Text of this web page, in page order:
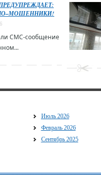
СМС-сообщение
Июль 2026
Февраль 2026
Сентябрь 2025